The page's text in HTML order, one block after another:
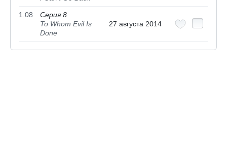
1.08
Серия 8
To Whom Evil Is
Done
27 августа 2014